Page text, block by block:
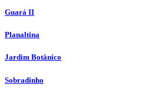
Guará II
Planaltina
Jardim Botânico
Sobradinho